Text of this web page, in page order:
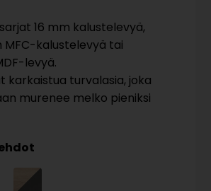
16 mm kalustelevyä,
MFC-kalustelevyä tai
levyä.
karkaistua turvalasia, joka
murenee melko pieniksi